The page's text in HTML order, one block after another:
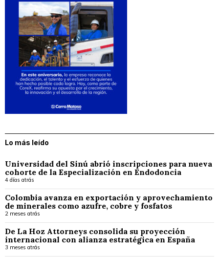
Lo más leído
Universidad del Sinú abrió inscripciones para nueva
cohorte de la Especialización en Endodoncia
4 días atrás
Colombia avanza en exportación y aprovechamiento
de minerales como azufre, cobre y fosfatos
2 meses atrás
De La Hoz Attorneys consolida su proyección
internacional con alianza estratégica en España
3 meses atrás